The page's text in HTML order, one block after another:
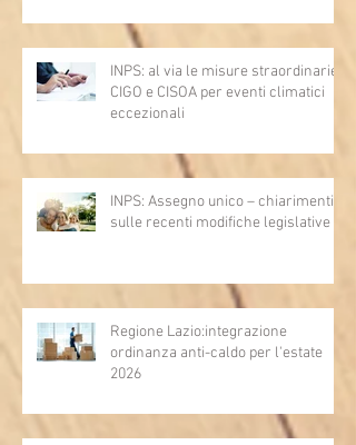
INPS: al via le misure straordinarie
CIGO e CISOA per eventi climatici
eccezionali
INPS: Assegno unico – chiarimenti
sulle recenti modifiche legislative
Regione Lazio:integrazione
ordinanza anti-caldo per l'estate
2026